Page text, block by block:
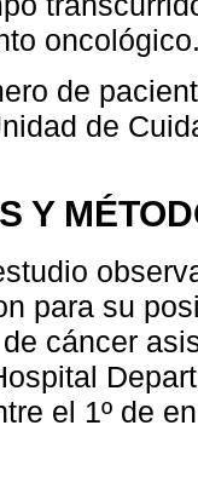
de
de
Y
para su
cáncer
el 1º de